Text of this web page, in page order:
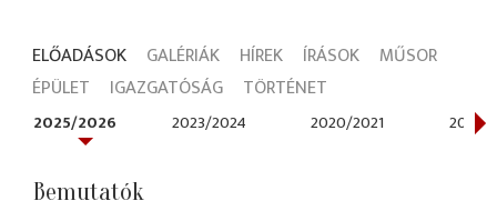
ELŐADÁSOK GALÉRIÁK HÍREK ÍRÁSOK
MŰSOR
ÉPÜLET
IGAZGATÓSÁG TÖRTÉNET
2025/2026 2023/2024 2020/2021 2019/
Bemutatók